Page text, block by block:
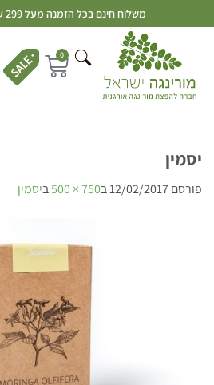
משלוח חינם בכל הזמנה מעל 299 ₪
0
יסמין
פורסם12/02/2017ב750 × 500 ביסמין